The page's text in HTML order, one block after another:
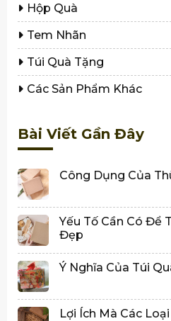
Hộp Quà
Tem Nhãn
Túi Quà Tặng
Các Sản Phẩm Khác
Bài Viết Gần Đây
Công Dụng Của
Yếu Tố Cần Có Để
Đẹp
Ý Nghĩa Của Túi
Lợi Ích Mà Các